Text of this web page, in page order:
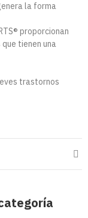
la forma
proporcionan
tienen una
trastornos